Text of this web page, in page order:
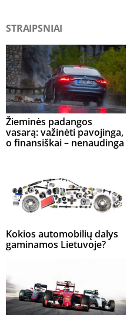
STRAIPSNIAI
Žieminės padangos
vasarą: važinėti pavojinga,
o finansiškai – nenaudinga
Kokios automobilių dalys
gaminamos Lietuvoje?